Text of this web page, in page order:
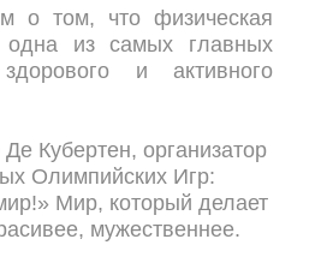
о том, что физическая
одна из самых главных
и активного
Кубертен, организатор
Олимпийских Игр:
Мир, который делает
мужественнее.